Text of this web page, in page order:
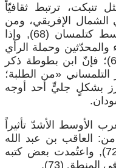
تنبكت، ترتبط ثقافيّاً
الشمال الإفريقي، ومن
ضمنها بعض حواضر المغرب الأوسط كتلمسان (68), وإذا
والمحدّثين وحملة الرأي
على مذهب مالك بن أنس…» (69)؛ فإنّ ابن بطوطة ذكر
التلمساني «من الطلبة؛
(70)؛ مما يُبرز بشكلٍ جليٍّ أحد أوجه
الأوسط الأشدّ تأثيراً
العاقب بن عبد الله
(71), ومحمد بن أحمد التازختي (72), واعتُمدت بعض كتبه
المنطق (73).